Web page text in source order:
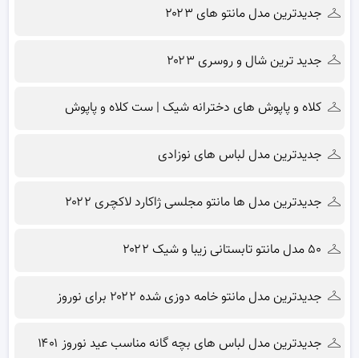
جدیدترین مدل مانتو های ۲۰۲۳
جدید ترین شال و روسری ۲۰۲۳
کلاه و پاپوش های دخترانه شیک | ست کلاه و پاپوش
جدیدترین مدل لباس های نوزادی
جدیدترین مدل ها مانتو مجلسی ژاکارد لاکچری ۲۰۲۲
۵۰ مدل مانتو تابستانی زیبا و شیک ۲۰۲۲
جدیدترین مدل مانتو خامه دوزی شده ۲۰۲۲ برای نوروز
جدیدترین مدل لباس های بچه گانه مناسب عید نوروز ۱۴۰۱